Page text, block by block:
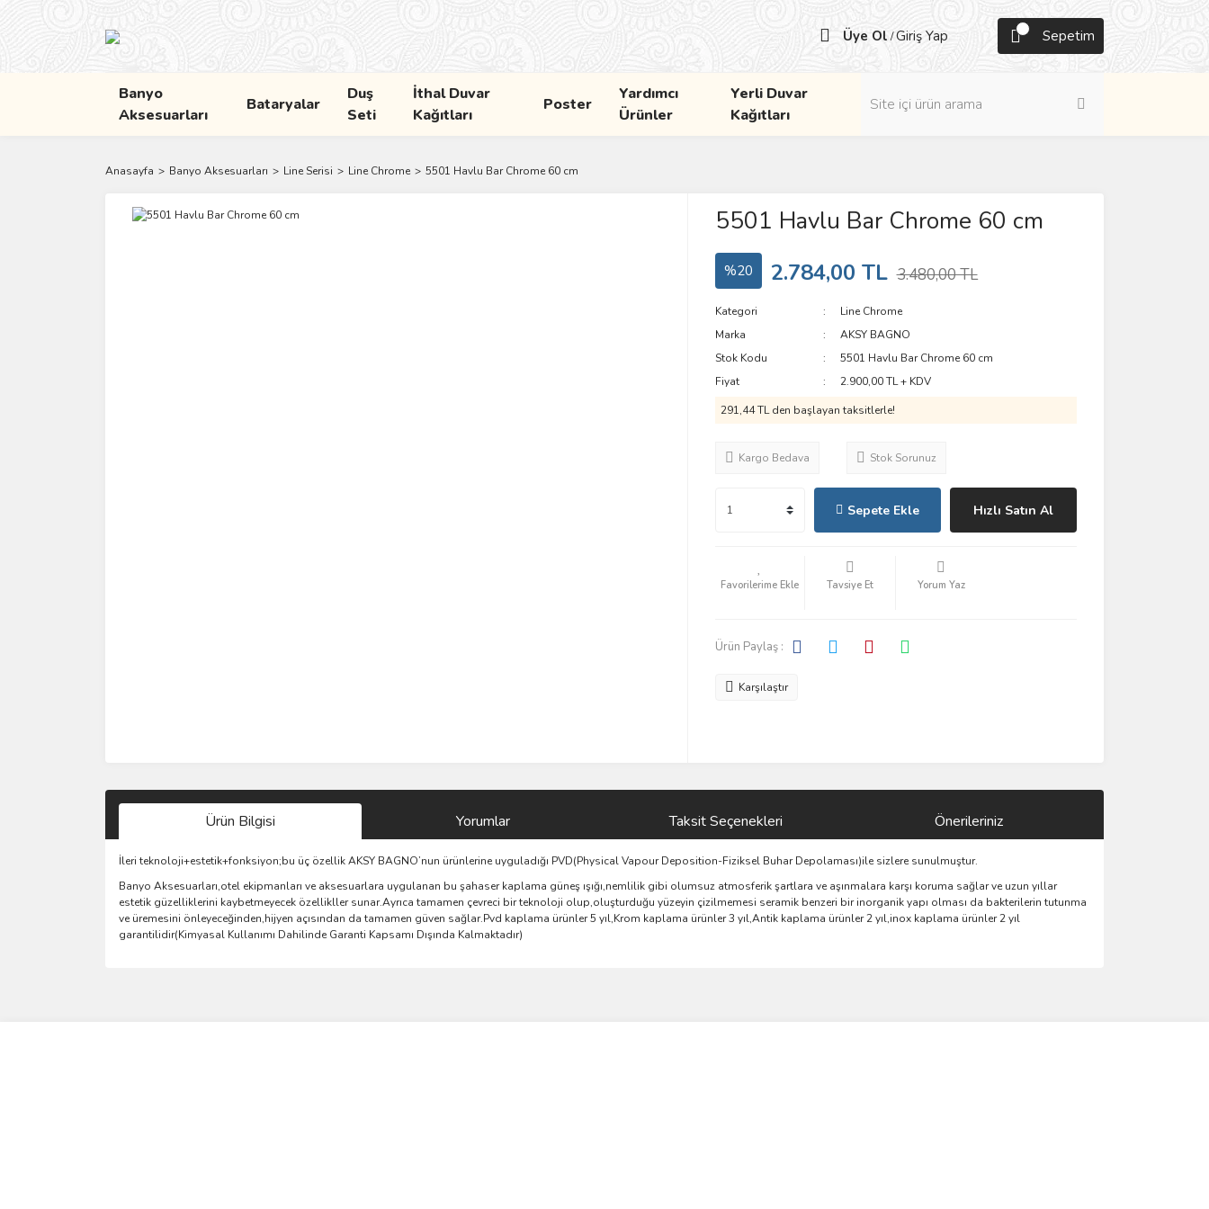
Üye Ol /Giriş Yap Sepetim
Banyo
Aksesuarları
Bataryalar
Duş
Seti
İthal Duvar
Kağıtları
Poster
Yardımcı
Ürünler
Yerli Duvar
Kağıtları
Anasayfa Banyo Aksesuarları Line Serisi Line Chrome 5501 Havlu Bar Chrome 60 cm
5501 Havlu Bar Chrome 60 cm
%20 2.784,00 TL 3.480,00 TL
Kategori
Line Chrome
Marka
AKSY BAGNO
Stok Kodu
5501 Havlu Bar Chrome 60 cm
Fiyat
2.900,00 TL + KDV
291,44 TL den başlayan taksitlerle!
Kargo Bedava Stok Sorunuz
Sepete Ekle Hızlı Satın Al
Tavsiye Et Yorum Yaz
Ürün Paylaş :
Karşılaştır
Ürün Bilgisi Yorumlar Taksit Seçenekleri Önerileriniz
İleri teknoloji+estetik+fonksiyon;bu üç özellik AKSY BAGNO’nun ürünlerine uyguladığı PVD(Physical Vapour Deposition-Fiziksel Buhar Depolaması)ile sizlere sunulmuştur.
Banyo Aksesuarları,otel ekipmanları ve aksesuarlara uygulanan bu şahaser kaplama güneş ışığı,nemlilik gibi olumsuz atmosferik şartlara ve aşınmalara karşı koruma sağlar ve uzun yıllar
estetik güzelliklerini kaybetmeyecek özellikller sunar.Ayrıca tamamen çevreci bir teknoloji olup,oluşturduğu yüzeyin çizilmemesi seramik benzeri bir inorganik yapı olması da bakterilerin tutunma
ve üremesini önleyeceğinden,hijyen açısından da tamamen güven sağlar.Pvd kaplama ürünler 5 yıl,Krom kaplama ürünler 3 yıl,Antik kaplama ürünler 2 yıl,inox kaplama ürünler 2 yıl
garantilidir(Kimyasal Kullanımı Dahilinde Garanti Kapsamı Dışında Kalmaktadır)